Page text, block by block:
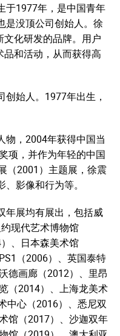
于1977年，是中国青年
是没顶公司创始人。徐
化研发的品牌。用户
和活动，从而获得高
始人。1977年出生，
物，2004年获得中国当
项，并作为年轻的中国
（2001）主题展，徐震
影像和行为等。
年展均有展出，包括威
现代艺术博物馆
、日本森美术馆
（2006）、英国泰特
德画廊（2012）、里昂
（2014）、上海龙美术
中心（2016）、悉尼双
馆（2017）、沙迦双年